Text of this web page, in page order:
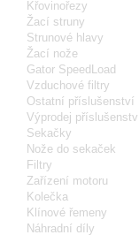
Křovinořezy
Žací struny
Strunové hlavy
Žací nože
Gator SpeedLoad
Vzduchové filtry
Ostatní příslušenství
Výprodej
Sekačky
Nože do sekaček
Filtry
Zařízení motoru
Kolečka
Klínové řemeny
Náhradní díly